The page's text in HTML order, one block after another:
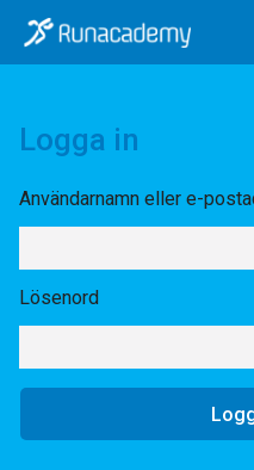
Logga in
Användarnamn eller e-
Lösenord